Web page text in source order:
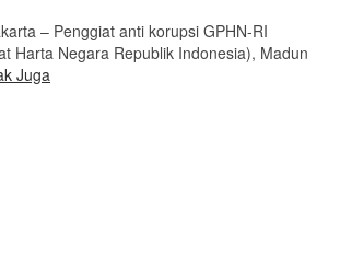
– Penggiat anti korupsi GPHN-RI
Harta Negara Republik Indonesia), Madun
Juga